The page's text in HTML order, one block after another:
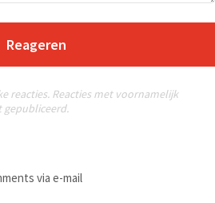
Reageren
reacties. Reacties met voornamelijk
gepubliceerd.
via e-mail